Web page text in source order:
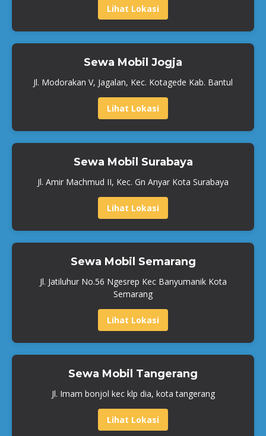
Lihat Lokasi
Sewa Mobil Jogja
Jl. Modorakan V, Jagalan, Kec. Kotagede Kab. Bantul
Lihat Lokasi
Sewa Mobil Surabaya
Jl. Amir Machmud II, Kec. Gn Anyar Kota Surabaya
Lihat Lokasi
Sewa Mobil Semarang
Jl. Jatiluhur No.56 Ngesrep Kec Banyumanik Kota
Semarang
Lihat Lokasi
Sewa Mobil Tangerang
Jl. Imam bonjol kec klp dia, kota tangerang
Lihat Lokasi